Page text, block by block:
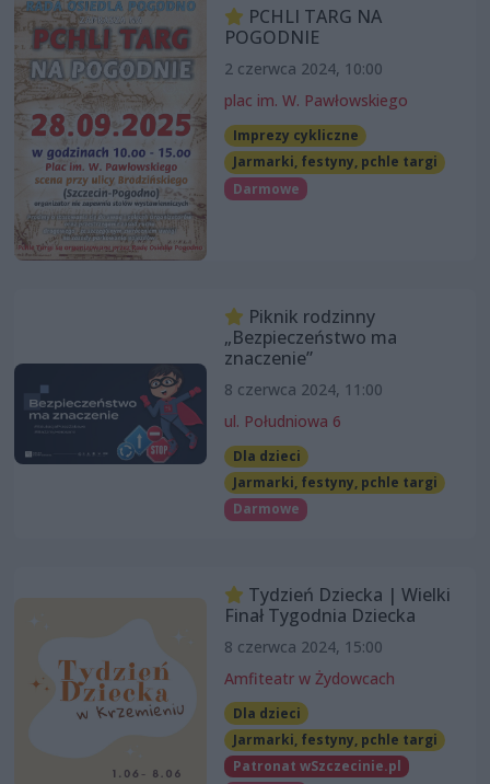
PCHLI TARG NA
POGODNIE
2 czerwca 2024, 10:00
plac im. W. Pawłowskiego
Imprezy cykliczne
Jarmarki, festyny, pchle targi
Darmowe
Piknik rodzinny
„Bezpieczeństwo ma
znaczenie”
8 czerwca 2024, 11:00
ul. Południowa 6
Dla dzieci
Jarmarki, festyny, pchle targi
Darmowe
Tydzień Dziecka | Wielki
Finał Tygodnia Dziecka
8 czerwca 2024, 15:00
Amfiteatr w Żydowcach
Dla dzieci
Jarmarki, festyny, pchle targi
Patronat wSzczecinie.pl